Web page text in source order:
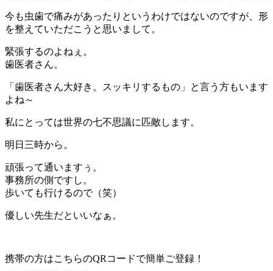
今も虫歯で痛みがあったりというわけではないのですが、形
を整えていただこうと思いまして。
緊張するのよねぇ。
歯医者さん。
「歯医者さん大好き。スッキリするもの」と言う方もいます
よね～
私にとっては世界の七不思議に匹敵します。
明日三時から。
頑張って通いますぅ。
事務所の側ですし。
歩いても行けるので（笑）
優しい先生だといいなぁ。
携帯の方はこちらのQRコードで簡単ご登録！